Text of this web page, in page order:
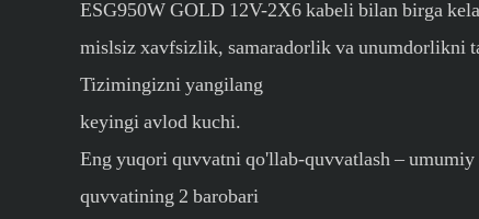
ESG950W GOLD 12V-2X6 kabeli bilan birga
mislsiz xavfsizlik, samaradorlik va unumdorlikni
Tizimingizni yangilang
keyingi avlod kuchi.
Eng yuqori quvvatni qo'llab-quvvatlash – umumiy
quvvatining 2 barobari